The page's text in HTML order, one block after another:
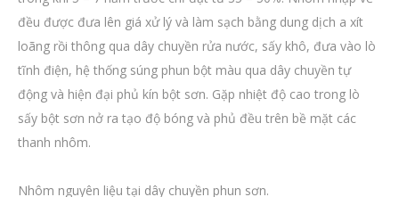
đều được đưa lên giá xử lý và làm sạch bằng dung dịch a xít
loãng rồi thông qua dây chuyền rửa nước, sấy khô, đưa vào lò
tĩnh điện, hệ thống súng phun bột màu qua dây chuyền tự
động và hiện đại phủ kín bột sơn. Gặp nhiệt độ cao trong lò
sấy bột sơn nở ra tạo độ bóng và phủ đều trên bề mặt các
thanh nhôm.
Nhôm nguyên liệu tại dây chuyền phun sơn.